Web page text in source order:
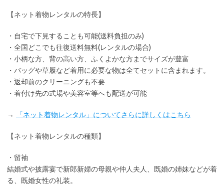
【ネット着物レンタルの特長】
・ 自宅で下見することも可能(送料負担のみ)
・全国どこでも往復送料無料(レンタルの場合)
・小柄な方、背の高い方、ふくよかな方までサイズが豊富
・バッグや草履など着用に必要な物は全てセット に含まれます。
・返却前のクリーニングも不要
・着付け先の式場や美容室等へも配送が可能
→ 「ネット着物レンタル」についてさらに詳しくはこちら
【ネット着物レンタルの種類】
・留袖
結婚式や披露宴で新郎新婦の母親や仲人夫人、既婚の姉妹などが着
る、既婚女性の礼装。